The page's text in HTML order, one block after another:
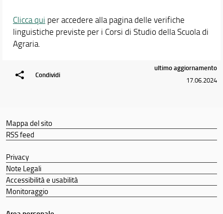
Clicca qui per accedere alla pagina delle verifiche
linguistiche previste per i Corsi di Studio della Scuola di
Agraria.
Condividi
ultimo aggiornamento
17.06.2024
Mappa del sito
RSS feed
Privacy
Note Legali
Accessibilità e usabilità
Monitoraggio